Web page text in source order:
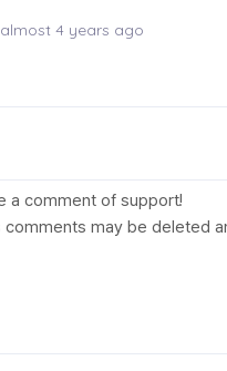
almost 4 years ago